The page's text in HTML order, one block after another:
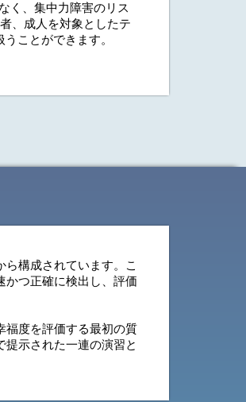
く、集中力障害のリス
、成人を対象としたテ
ことができます。
構成されています。こ
かつ正確に検出し、評価
福度を評価する最初の質
示された一連の演習と